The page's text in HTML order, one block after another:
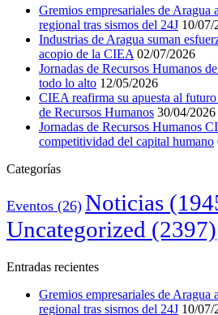
Gremios empresariales de Aragua
regional tras sismos del 24J 10/07/
Industrias de Aragua suman
acopio de la CIEA 02/07/2026
Jornadas de Recursos Humanos
todo lo alto 12/05/2026
CIEA reafirma su apuesta al
de Recursos Humanos 30/04/2026
Jornadas de Recursos Humanos
competitividad del capital humano
Categorías
Eventos (26) Noticias
Uncategorized (2397)
Entradas recientes
Gremios empresariales de Aragua
regional tras sismos del 24J 10/07/